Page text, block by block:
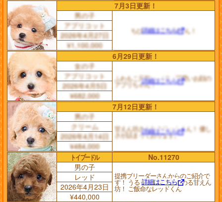
7月3日更新！
男の子
ちびちび一寸法師くん！
詳細はこちら
アプリコット
2026年4月27日
¥1,100,000
6月29日更新！
女の子
ふわもこ元気いっぱい 可愛いお顔の
アプリちゃん！詳細はこちら
アプリコット
2026年4月5日
¥682,000
7月12日更新！
男の子
甘えん坊さんなクリームくん！ 優し
さが詰まっております。
詳細はこちら
クリーム
2026年4月14日
¥484,000
トイプードル
No.11270
男の子
提携ブリーダーさんからのご紹介で
す！ うるうるの瞳で見つめる甘えん
坊！ ご飯命なレッドくん
詳細はこちら
レッド
2026年4月23日
¥440,000